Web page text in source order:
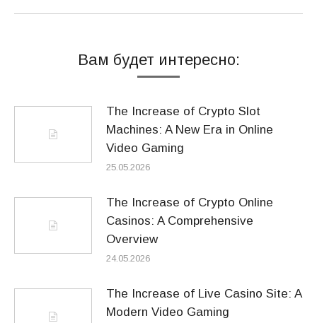
Вам будет интересно:
The Increase of Crypto Slot
Machines: A New Era in Online
Video Gaming
25.05.2026
The Increase of Crypto Online
Casinos: A Comprehensive
Overview
24.05.2026
The Increase of Live Casino Site: A
Modern Video Gaming